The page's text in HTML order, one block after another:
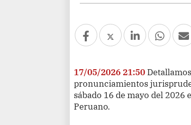
17/05/2026 21:50
pronunciamientos
sábado 16 de mayo del
Peruano.